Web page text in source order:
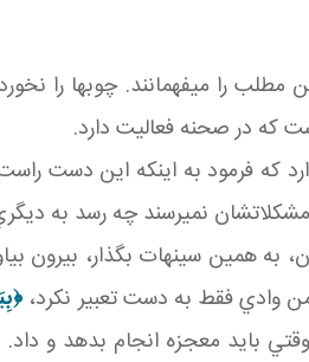
را مي فهمانند. چوب ها را
که در صحنه فعاليت دارد.
که فرمود به اينکه اين دست
نمي رسند چه رسد به
سينه ات بگذار، بيرون
وادي فقط به دست تعبير نکرد،
معجزه انجام بدهد و داد.